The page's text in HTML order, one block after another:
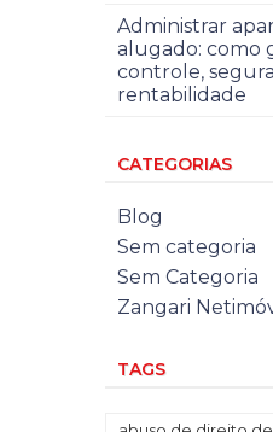
Administrar
alugado: como
controle,
rentabilidade
CATEGORIAS
Blog
Sem categoria
Sem Categoria
Zangari
TAGS